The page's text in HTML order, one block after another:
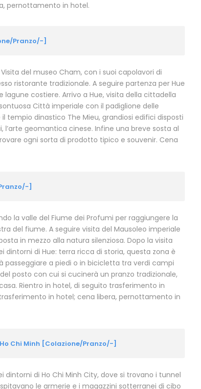
pernottamento in hotel.
Pranzo/-]
del museo Cham, con i suoi capolavori di
ristorante tradizionale. A seguire partenza per Hue
lagune costiere. Arrivo a Hue, visita della cittadella
Città imperiale con il padiglione delle
tempio dinastico The Mieu, grandiosi edifici disposti
l’arte geomantica cinese. Infine una breve sosta al
ogni sorta di prodotto tipico e souvenir. Cena
]
la valle del Fiume dei Profumi per raggiungere la
del fiume. A seguire visita del Mausoleo imperiale
in mezzo alla natura silenziosa. Dopo la visita
dintorni di Hue: terra ricca di storia, questa zona è
passeggiare a piedi o in bicicletta tra verdi campi
posto con cui si cucinerà un pranzo tradizionale,
Rientro in hotel, di seguito trasferimento in
in hotel; cena libera, pernottamento in
Chi Minh [Colazione/Pranzo/-]
di Ho Chi Minh City, dove si trovano i tunnel
le armerie e i magazzini sotterranei di cibo